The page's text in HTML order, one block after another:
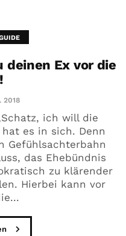
deinen Ex vor die
2018
ich will die
hat es in sich. Denn
Gefühlsachterbahn
das Ehebündnis
zu klärender
Hierbei kann vor